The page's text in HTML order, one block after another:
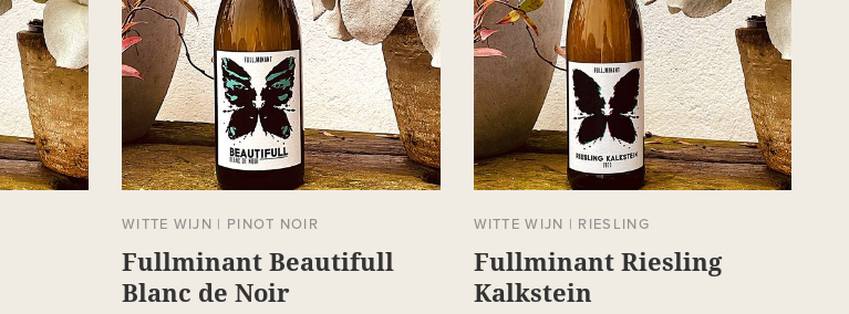
WITTE WIJN | PINOT NOIR
Fullminant Beautifull
Blanc de Noir
WITTE WIJN | RIESLING
Fullminant Riesling
Kalkstein